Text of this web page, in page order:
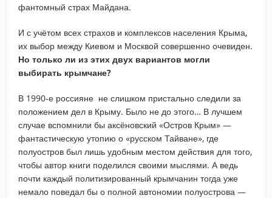
фантомный страх Майдана.
И с учётом всех страхов и комплексов населения Крыма,
их выбор между Киевом и Москвой совершенно очевиден.
Но только ли из этих двух вариантов могли
выбирать крымчане?
В 1990-е россияне не слишком пристально следили за
положением дел в Крыму. Было не до этого… В лучшем
случае вспомнили бы аксёновский «Остров Крым» —
фантастическую утопию о «русском Тайване», где
полуостров был лишь удобным местом действия для того,
чтобы автор книги поделился своими мыслями. А ведь
почти каждый политизированный крымчанин тогда уже
немало поведал бы о полной автономии полуострова —